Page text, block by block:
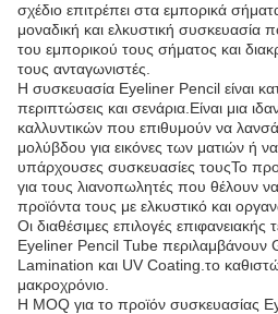
σχέδιο επιτρέπει στα εμπορικά
μοναδική και ελκυστική συσκευασία
του εμπορικού τους σήματος και
τους ανταγωνιστές.
Η συσκευασία Eyeliner Pencil είναι
περιπτώσεις και σενάρια.Είναι μια
καλλυντικών που επιθυμούν να
μολύβδου για εικόνες των ματιών ή
υπάρχουσες συσκευασίες τουςΤο
για τους λιανοπωλητές που θέλουν
προϊόντα τους με ελκυστικό και
Οι διαθέσιμες επιλογές επιφανειακής
Eyeliner Pencil Tube
Lamination και UV Coating.το
μακροχρόνιο.
Η MOQ για το προϊόν συσκευασίας